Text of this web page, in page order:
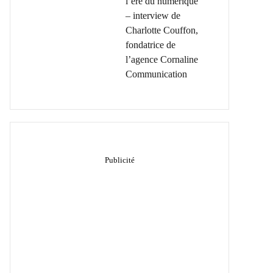
– interview de
Charlotte Couffon,
fondatrice de
l’agence Cornaline
Communication